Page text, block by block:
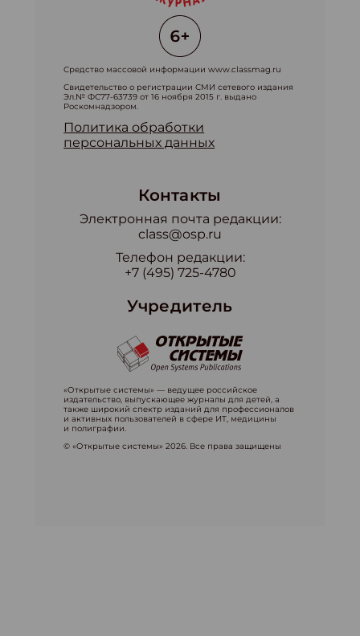
Средство массовой информации www.classmag.ru
Свидетельство о регистрации СМИ сетевого издания
Эл.№ ФС77-63739 от 16 ноября 2015 г. выдано
Роскомнадзором.
Политика обработки
персональных данных
Контакты
Электронная почта редакции:
class@osp.ru
Телефон редакции:
+7 (495) 725-4780
Учредитель
«Открытые системы» — ведущее российское
издательство, выпускающее журналы для детей, а
также широкий спектр изданий для профессионалов
и активных пользователей в сфере ИТ, медицины
и полиграфии.
© «Открытые системы» 2026. Все права защищены